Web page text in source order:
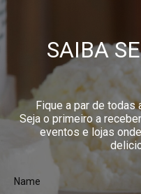
SAIBA
Fique a par de todas
Seja o primeiro a
eventos e lojas
Name